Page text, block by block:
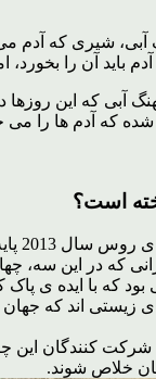
باید آن را
آبی که این روزها
شده که آدم ها را می
است؟
که در این سه،
که با ایده ی
زیستی اند که
شرکت کنندگان
خلاص شوند.